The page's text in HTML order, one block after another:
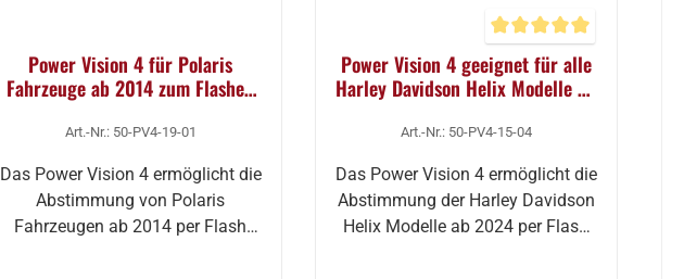
Power Vision 4 für Polaris
Fahrzeuge ab 2014 zum Flashen
Art.-Nr.: 50-PV4-19-01
Das Power Vision 4 ermöglicht die
Abstimmung von Polaris
Fahrzeugen ab 2014 per Flash
Durchschnittliche
Power Vision 4 geeignet für alle
Harley Davidson Helix Modelle ab
Art.-Nr.: 50-PV4-15-04
Das Power Vision 4 ermöglicht die
Abstimmung der Harley Davidson
Helix Modelle ab 2024 per Flash